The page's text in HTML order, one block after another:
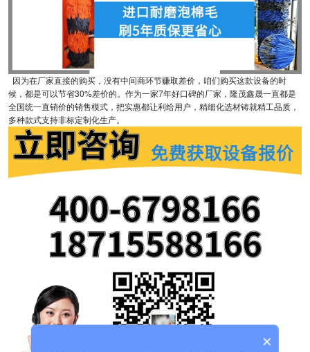
因为在厂家直接的购买，没有中间商环节赚取差价，咱们购买这款设备的时
候，都是可以节省30%差价的。作为一家7年好口碑的厂家，隆茂鑫晟一直都是
全国统一直销价的销售模式，把实惠都让利给用户，精细化选材铸就精工品质，
多种款式支持非标定制化生产。
×